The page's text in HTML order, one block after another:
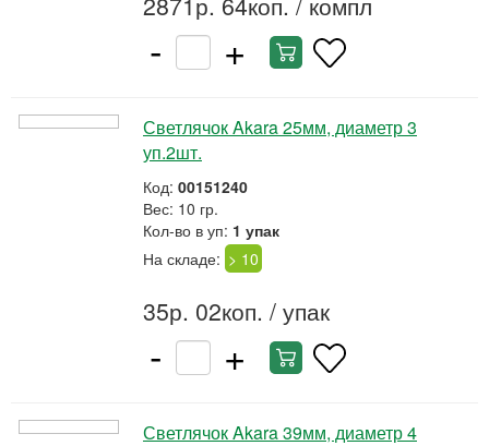
- +
Светлячок Akara 25мм, диаметр 3
уп.2шт.
Код: 00151240
Вес: 10 гр.
Кол-во в уп: 1 упак
На складе: > 10
35р. 02коп. / упак
- +
Светлячок Akara 39мм, диаметр 4